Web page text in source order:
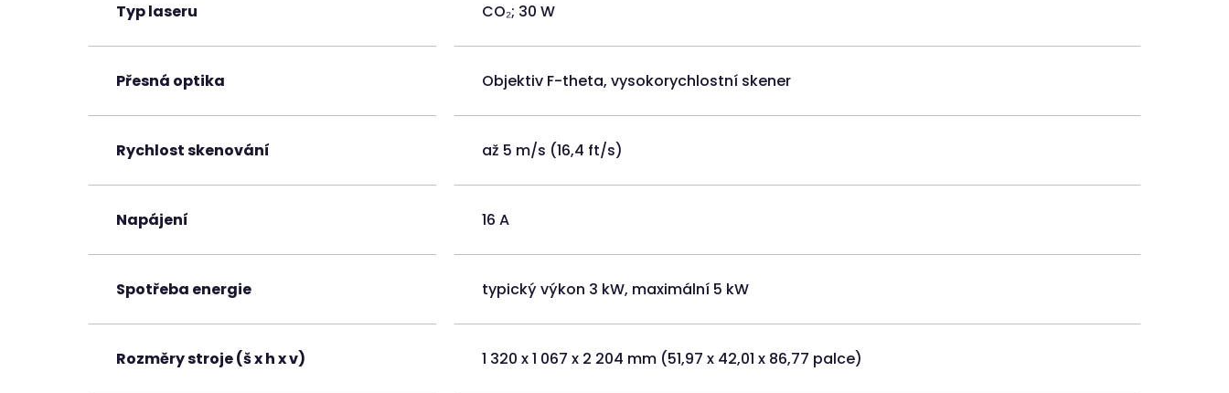
Typ laseru CO₂; 30 W
Přesná optika Objektiv F-theta, vysokorychlostní skener
Rychlost skenování až 5 m/s (16,4 ft/s)
Napájení 16 A
Spotřeba energie typický výkon 3 kW, maximální 5 kW
Rozměry stroje (š x h x v) 1 320 x 1 067 x 2 204 mm (51,97 x 42,01 x 86,77 palce)